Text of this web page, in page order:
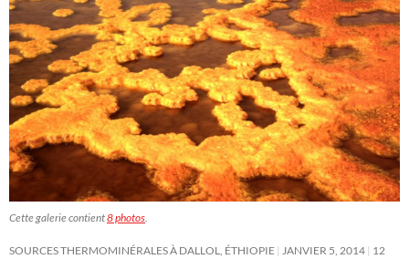
Cette galerie contient8 photos.
SOURCES THERMOMINÉRALES À DALLOL, ÉTHIOPIE JANVIER 5, 2014 12